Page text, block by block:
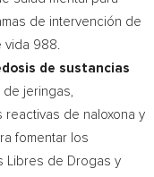
de intervención de
vida 988.
de sustancias
jeringas,
de naloxona y
fomentar los
Libres de Drogas y